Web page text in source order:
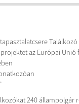
tapasztalatcsere
az Európai Unió
240 állampolgár